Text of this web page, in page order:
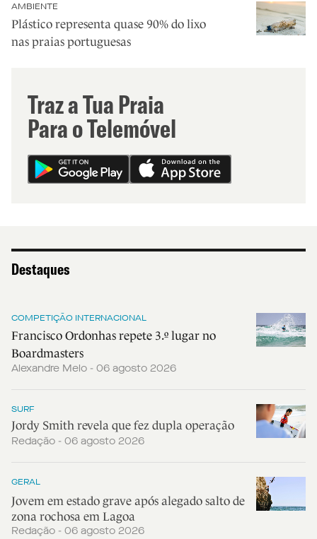
AMBIENTE
Plástico representa quase 90% do lixo
nas praias portuguesas
Traz a Tua Praia
Para o Telemóvel
Destaques
COMPETIÇÃO INTERNACIONAL
Francisco Ordonhas repete 3.º lugar no
Boardmasters
Alexandre Melo - 06 agosto 2026
SURF
Jordy Smith revela que fez dupla operação
Redação - 06 agosto 2026
GERAL
Jovem em estado grave após alegado salto de
zona rochosa em Lagoa
Redação - 06 agosto 2026